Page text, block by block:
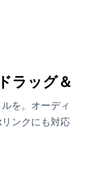
ラッグ＆
を。オーディ
ンクにも対応